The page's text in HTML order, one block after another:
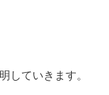
していきます。